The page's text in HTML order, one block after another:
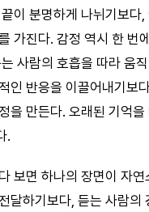
이 분명하게 나뉘기보다
가진다. 감정 역시 한 번
사람의 호흡을 따라 움직
인 반응을 이끌어내기보
을 만든다. 오래된 기억을
.
보면 하나의 장면이 자
달하기보다, 듣는 사람의